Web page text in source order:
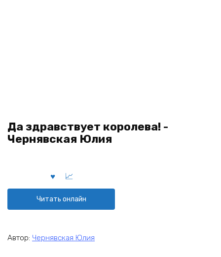
Да здравствует королева! -
Чернявская Юлия
Читать онлайн
Автор: Чернявская Юлия